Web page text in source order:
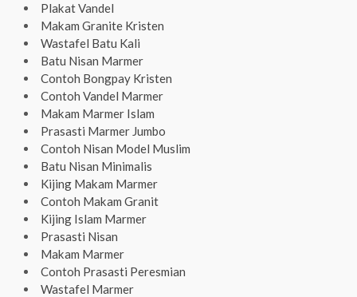
Plakat Vandel
Makam Granite Kristen
Wastafel Batu Kali
Batu Nisan Marmer
Contoh Bongpay Kristen
Contoh Vandel Marmer
Makam Marmer Islam
Prasasti Marmer Jumbo
Contoh Nisan Model Muslim
Batu Nisan Minimalis
Kijing Makam Marmer
Contoh Makam Granit
Kijing Islam Marmer
Prasasti Nisan
Makam Marmer
Contoh Prasasti Peresmian
Wastafel Marmer